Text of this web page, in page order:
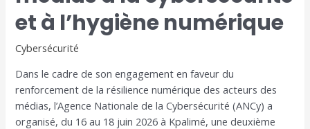
et à l’hygiène numérique
Cybersécurité
Dans le cadre de son engagement en faveur du
renforcement de la résilience numérique des acteurs des
médias, l’Agence Nationale de la Cybersécurité (ANCy) a
organisé, du 16 au 18 juin 2026 à Kpalimé, une deuxième